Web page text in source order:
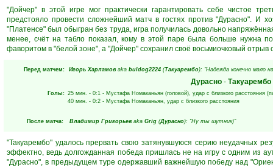
"Дойчер" в этой игре мог практически гарантировать себе чистое
предстояло провести сложнейший матч в гостях против "Дурасно". И
"Платенсе" был обыгран без труда, игра получилась довольно
менее, счёт на табло показал, кому в этой паре была больше нужна
фаворитом в "белой зоне", а "Дойчер" сохранил своё восьмиочковый отрыв
Перед матчем: Игорь Харламов aka buldog2224 (Такуарембо): "Надежда конечно мало
Дурасно - Такуарембо
Голы: 25 мин. - 0:1 - Мустафа Номаканьян (головой), удар с близкого расстояния
40 мин. - 0:2 - Мустафа Номаканьян, удар с близкого расстояния
После матча: Владимир Григорьев aka Grig (Дурасно): "Ну ты шутник)"
"Такуарембо" удалось прервать свою затянувшуюся серию неудачных
эффектно, ведь долгожданная победа пришлась не на игру с одним из
"Дурасно", в предыдущем туре одержавший важнейшую победу над